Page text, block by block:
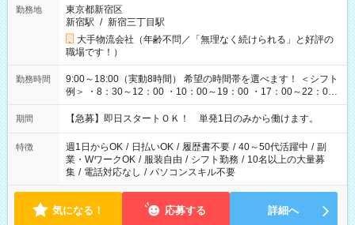
勤務地
東京都新宿区
新宿駅 / 新宿三丁目駅
大手物流会社（年齢不問／「無理なく続けられる」と好評の
職場です！）
勤務時間
9:00～18:00（実動8時間） 希望の時間帯を選べます！ ＜シフト
例＞ ・8：30～12：00 ・10：00～19：00 ・17：00～22：00
・13：00～22：00 ・22：00～翌6：00 など
期間 【急募】即日スタートＯＫ！ 単発1日のみから働けます。
特徴 週1日からOK / 日払いOK / 履歴書不要 / 40～50代活躍中 / 副
業・WワークOK / 服装自由 / シフト勤務 / 10名以上の大量募
集 / 電話対応なし / パソコンスキル不要
気になる！ 応募する 詳細へ